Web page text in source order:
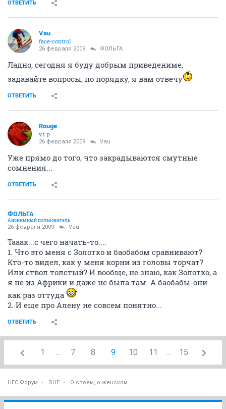
ОТВЕТИТЬ
Vau
face-control
26 февраля 2009 ФОЛЬГА
Ладно, сегодня я буду добрым приведениме,
задавайте вопросы, по порядку, я вам отвечу
ОТВЕТИТЬ
Rouge
v.i.p.
26 февраля 2009 Vau
Уже прямо до того, что закрадываются смутные
сомнения...
ОТВЕТИТЬ
ФОЛЬГА
Анонимный пользователь
26 февраля 2009 Vau
Тааак...с чего начать-то....
1. Что это меня с Золотко и баобабом сравнивают?
Кто-то видел, как у меня корни из головы торчат?
Или ствол толстый? И вообще, не знаю, как Золотко, а
я не из Африки и даже не была там. А баобабы-они
как раз оттуда
2. И еще про Алену не совсем понятно...
ОТВЕТИТЬ
1 ... 7 8 9 10 11 ... 15
НГС.Форум SHE О своем, о женском...